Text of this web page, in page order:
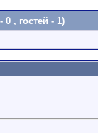
0 , гостей - 1)